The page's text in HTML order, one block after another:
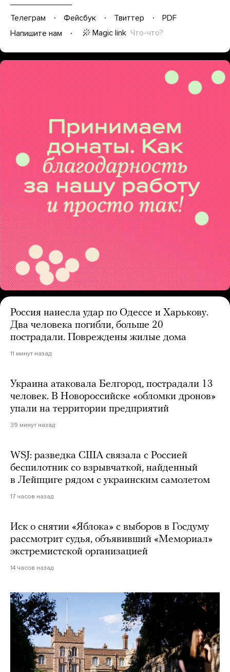
Телеграм Фейсбук Твиттер
PDF
Напишите нам
Magic link Что-что?
Россия нанесла удар по Одессе и Харькову.
Два человека погибли, больше 20
пострадали. Повреждены жилые дома
11 минут назад
Украина атаковала Белгород, пострадали 13
человек. В Новороссийске «обломки дронов»
упали на территории предприятий
39 минут назад
WSJ: разведка США связала с Россией
беспилотник со взрывчаткой, найденный
в Лейпциге рядом с украинским самолетом
17 часов назад
Иск о снятии «Яблока» с выборов в Госдуму
рассмотрит судья, объявивший «Мемориал»
экстремистской организацией
14 часов назад